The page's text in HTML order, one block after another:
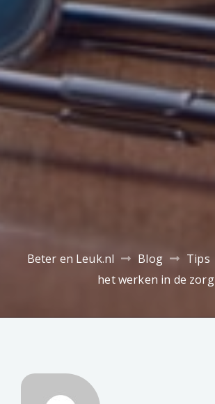
Beter en Leuk.nl Blog Tips
het werken in de zorg